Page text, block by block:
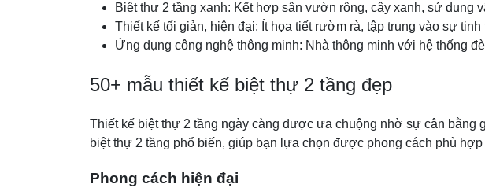
Biệt thự 2 tầng xanh: Kết hợp sân vườn rộng, cây xanh, sử dụng
Thiết kế tối giản, hiện đại: Ít họa tiết rườm rà, tập trung vào sự tinh
Ứng dụng công nghệ thông minh: Nhà thông minh với hệ thống
50+ mẫu thiết kế biệt thự 2 tầng đẹp
Thiết kế biệt thự 2 tầng ngày càng được ưa chuộng nhờ sự cân
biệt thự 2 tầng phổ biến, giúp bạn lựa chọn được phong cách phù
Phong cách hiện đại